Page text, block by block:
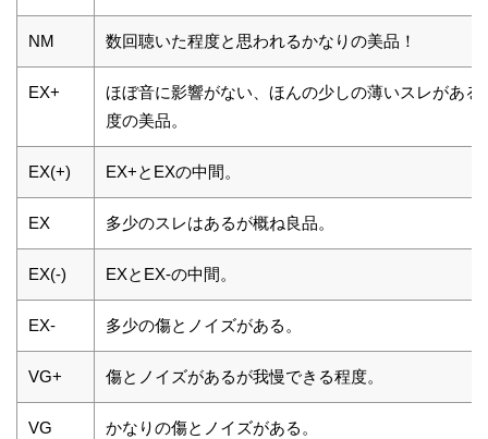
NM 数回聴いた程度と思われるかなりの美品！
EX+
ほぼ音に影響がない、ほんの少しの薄いスレがある
度の美品。
EX(+) EX+とEXの中間。
EX 多少のスレはあるが概ね良品。
EX(-) EXとEX-の中間。
EX- 多少の傷とノイズがある。
VG+ 傷とノイズがあるが我慢できる程度。
VG かなりの傷とノイズがある。